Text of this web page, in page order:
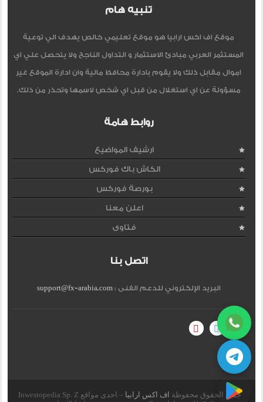
تنبيه هام
موقع اف اكس ارابيا هو موقع تعليمي خالص يهدف الي توعية
المستثمر العربي مبادئ الاستثمار و التداول الناجح ولا يتحصل علي اي
اموال مقابل ذلك ولا يقوم بادارة محافظ مالية وان ادارة الموقع غير
مسؤولة عن اي استغلال من قبل اي شخص لاسمها وتحذر من ذلك.
روابط هامة
ارشيف المواضيع
الكاش باك فوركس
بورصة فوركس
اعلن معنا
فتاوى
اتصل بنا
البريد الإلكتروني للدعم الفنى :support@fx-arabia.com
جميع الحقوق محفوظة اف اكس ارابيا
– احدى مواقع Inwestopedia Sp. Z